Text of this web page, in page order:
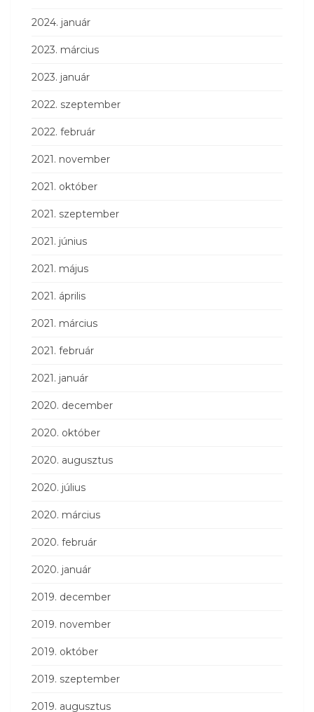
2024. január
2023. március
2023. január
2022. szeptember
2022. február
2021. november
2021. október
2021. szeptember
2021. június
2021. május
2021. április
2021. március
2021. február
2021. január
2020. december
2020. október
2020. augusztus
2020. július
2020. március
2020. február
2020. január
2019. december
2019. november
2019. október
2019. szeptember
2019. augusztus